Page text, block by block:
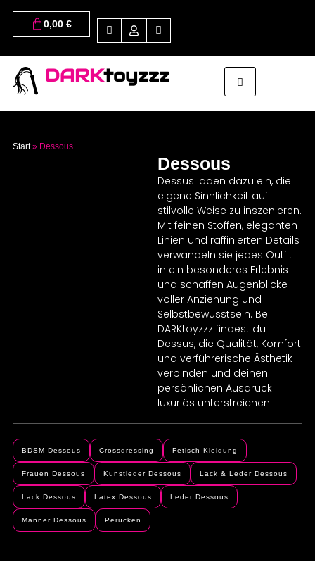
0,00 €
DARKtoyzzz
Start» Dessous
Dessous
Dessus laden dazu ein, die
eigene Sinnlichkeit auf
stilvolle Weise zu inszenieren.
Mit feinen Stoffen, eleganten
Linien und raffinierten Details
verwandeln sie jedes Outfit
in ein besonderes Erlebnis
und schaffen Augenblicke
voller Anziehung und
Selbstbewusstsein. Bei
DARKtoyzzz findest du
Dessus, die Qualität, Komfort
und verführerische Ästhetik
verbinden und deinen
persönlichen Ausdruck
luxuriös unterstreichen.
BDSM Dessous Crossdressing Fetisch Kleidung
Frauen Dessous Kunstleder Dessous Lack & Leder Dessous
Lack Dessous Latex Dessous Leder Dessous
Männer Dessous Perücken